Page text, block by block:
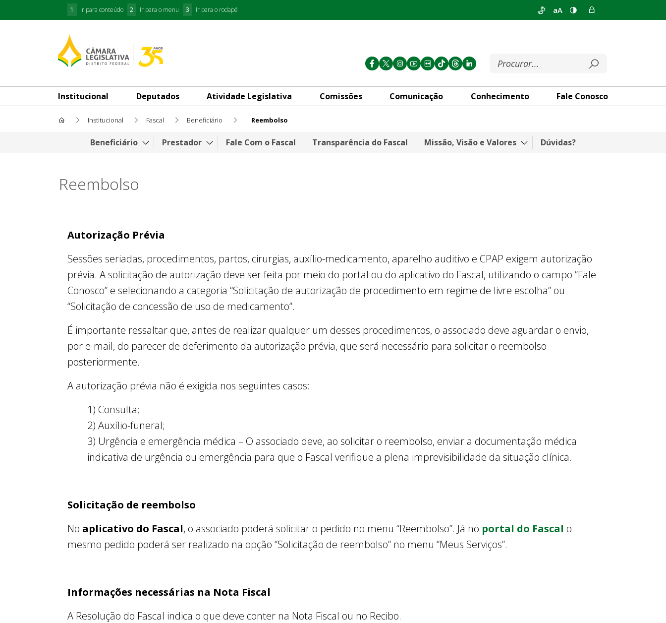
1 Ir para conteúdo 2 Ir para o menu 3 Ir para o rodapé aA
Institucional Deputados Atividade Legislativa Comissões Comunicação Conhecimento Fale Conosco
Institucional Fascal Beneficiário Reembolso
Beneficiário Prestador Fale Com o Fascal Transparência do Fascal Missão, Visão e Valores Dúvidas?
Reembolso
Autorização Prévia
Sessões seriadas, procedimentos, partos, cirurgias, auxílio-medicamento, aparelho auditivo e CPAP exigem autorização
prévia. A solicitação de autorização deve ser feita por meio do portal ou do aplicativo do Fascal, utilizando o campo “Fale
Conosco” e selecionando a categoria “Solicitação de autorização de procedimento em regime de livre escolha” ou
“Solicitação de concessão de uso de medicamento”.
É importante ressaltar que, antes de realizar qualquer um desses procedimentos, o associado deve aguardar o envio,
por e-mail, do parecer de deferimento da autorização prévia, que será necessário para solicitar o reembolso
posteriormente.
A autorização prévia não é exigida nos seguintes casos:
1) Consulta;
2) Auxílio-funeral;
3) Urgência e emergência médica – O associado deve, ao solicitar o reembolso, enviar a documentação médica
indicativa de urgência ou emergência para que o Fascal verifique a plena imprevisibilidade da situação clínica.
Solicitação de reembolso
No aplicativo do Fascal, o associado poderá solicitar o pedido no menu “Reembolso”. Já no portal do Fascal o
mesmo pedido poderá ser realizado na opção “Solicitação de reembolso” no menu “Meus Serviços”.
Informações necessárias na Nota Fiscal
A Resolução do Fascal indica o que deve conter na Nota Fiscal ou no Recibo.